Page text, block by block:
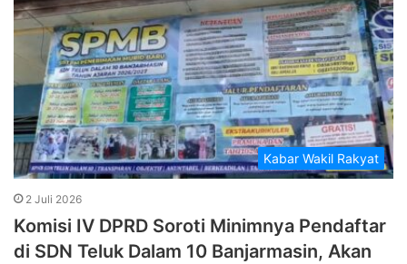
Kabar Wakil Rakyat
2 Juli 2026
Komisi IV DPRD Soroti Minimnya Pendaftar
di SDN Teluk Dalam 10 Banjarmasin, Akan